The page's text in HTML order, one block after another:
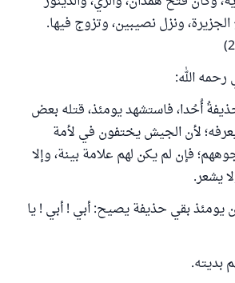
ونزل نصيبين، وتزوج فيها.
الله:
أُحُدا، فاستشهد يومئذ، قتله بعض
لأن الجيش يختفون في لأمة
فإن لم يكن لهم علامة بينة، وإلا
يشعر.
يومئذ بقي حذيفة يصيح: أبي ! أبي ! يا
بديته.